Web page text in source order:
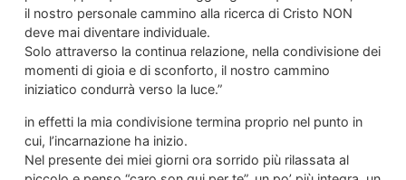
il nostro personale cammino alla ricerca di Cristo NON
deve mai diventare individuale.
Solo attraverso la continua relazione, nella condivisione dei
momenti di gioia e di sconforto, il nostro cammino
iniziatico condurrà verso la luce.”
in effetti la mia condivisione termina proprio nel punto in
cui, l’incarnazione ha inizio.
Nel presente dei miei giorni ora sorrido più rilassata al